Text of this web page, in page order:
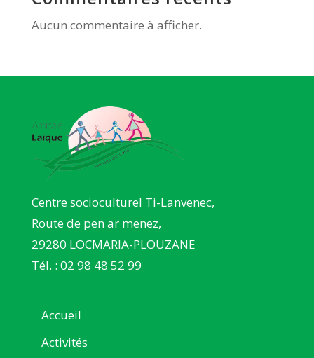
Aucun commentaire à afficher.
Centre socioculturel Ti-Lanvenec,
Route de pen ar menez,
29280 LOCMARIA-PLOUZANE
Tél. : 02 98 48 52 99
Accueil
Activités